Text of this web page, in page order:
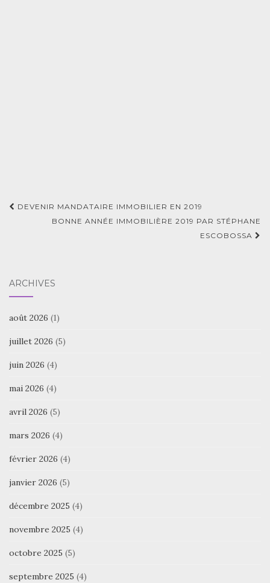
Navigation
d'article
DEVENIR MANDATAIRE IMMOBILIER EN 2019
BONNE ANNÉE IMMOBILIÈRE 2019 PAR STÉPHANE
ESCOBOSSA
ARCHIVES
août 2026 (1)
juillet 2026 (5)
juin 2026 (4)
mai 2026 (4)
avril 2026 (5)
mars 2026 (4)
février 2026 (4)
janvier 2026 (5)
décembre 2025 (4)
novembre 2025 (4)
octobre 2025 (5)
septembre 2025 (4)